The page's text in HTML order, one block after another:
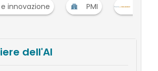
innovazione PMI
dell'AI